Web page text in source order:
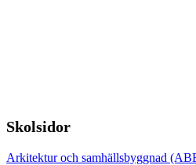
Skolsidor
Arkitektur och samhällsbyggnad